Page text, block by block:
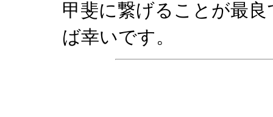
甲斐に繋げることが最
ば幸いです。